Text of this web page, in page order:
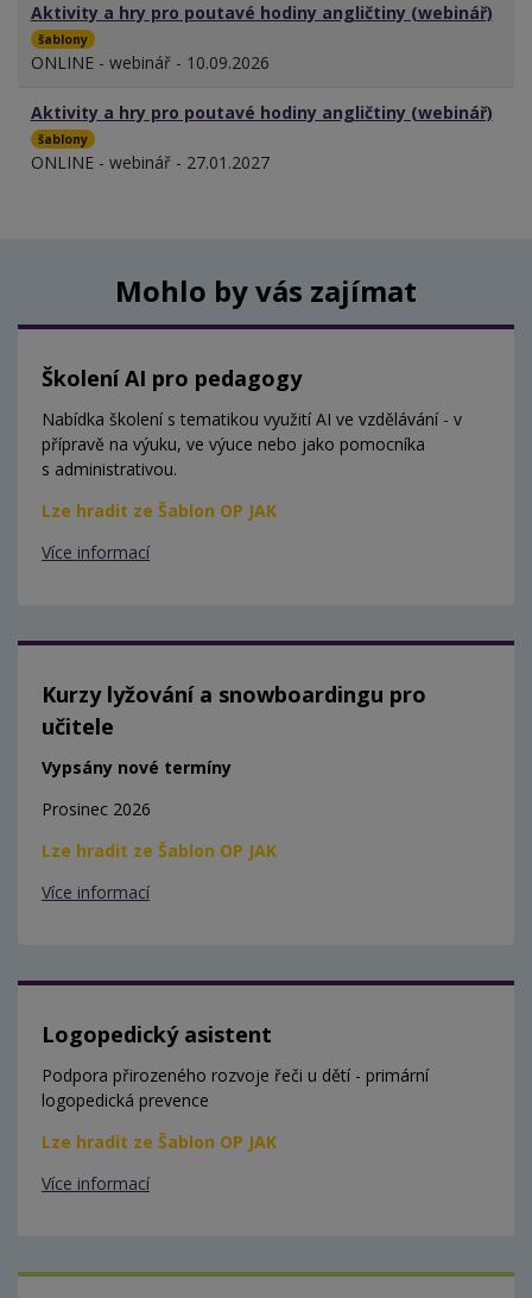
Aktivity a hry pro poutavé hodiny angličtiny (webinář)
šablony
ONLINE - webinář - 10.09.2026
Aktivity a hry pro poutavé hodiny angličtiny (webinář)
šablony
ONLINE - webinář - 27.01.2027
Mohlo by vás zajímat
Školení AI pro pedagogy
Nabídka školení s tematikou využití AI ve vzdělávání - v
přípravě na výuku, ve výuce nebo jako pomocníka
s administrativou.
Lze hradit ze Šablon OP JAK
Více informací
Kurzy lyžování a snowboardingu pro
učitele
Vypsány nové termíny
Prosinec 2026
Lze hradit ze Šablon OP JAK
Více informací
Logopedický asistent
Podpora přirozeného rozvoje řeči u dětí - primární
logopedická prevence
Lze hradit ze Šablon OP JAK
Více informací